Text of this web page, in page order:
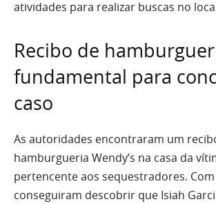
atividades para realizar buscas no
Recibo de
fundamental para
caso
As autoridades encontraram um
hamburgueria Wendy’s na casa da
pertencente aos sequestradores. Com
conseguiram descobrir que Isiah